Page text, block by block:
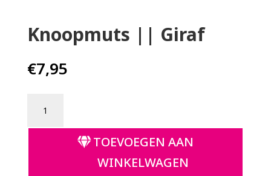
Kinderkleding
Cadeaubon
Knoopmuts || Giraf
€7,95
Giraf
TOEVOEGEN AAN
WINKELWAGEN